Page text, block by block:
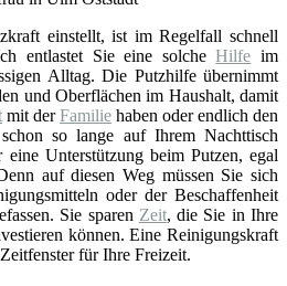
einstellt, ist im Regelfall schnell
entlastet Sie eine solcheHilfe im
Alltag. Die Putzhilfe übernimmt
und Oberflächen im Haushalt, damit
mit derFamilie haben oder endlich den
so lange auf Ihrem Nachttisch
Unterstützung beim Putzen, egal
auf diesen Weg müssen Sie sich
oder der Beschaffenheit
Sie sparen Zeit, die Sie in Ihre
können. Eine Reinigungskraft
für Ihre Freizeit.